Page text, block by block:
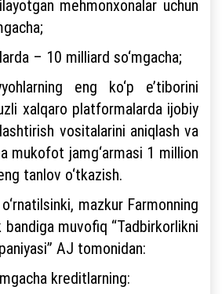
mehmonxonalar uchun
– 10 milliard so‘mgacha;
eng ko‘p e’tiborini
xalqaro platformalarda ijobiy
vositalarini aniqlash va
mukofot jamg‘armasi 1 million
tanlov o‘tkazish.
mazkur Farmonning
bandiga muvofiq “Tadbirkorlikni
AJ tomonidan:
kreditlarning: